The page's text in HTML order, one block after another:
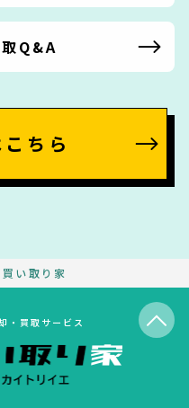
Q&A
ちら
い取り家
・買取サービス